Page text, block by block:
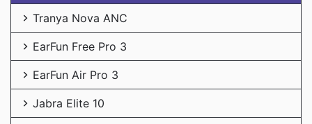
Tranya Nova ANC
EarFun Free Pro 3
EarFun Air Pro 3
Jabra Elite 10